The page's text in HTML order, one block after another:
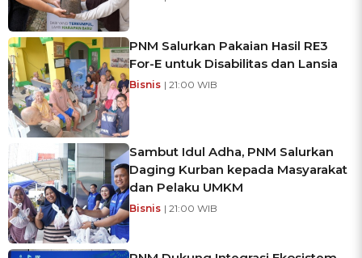
PNM Salurkan Pakaian Hasil RE3
For-E untuk Disabilitas dan Lansia
Bisnis | 21:00 WIB
Sambut Idul Adha, PNM Salurkan
Daging Kurban kepada Masyarakat
dan Pelaku UMKM
Bisnis | 21:00 WIB